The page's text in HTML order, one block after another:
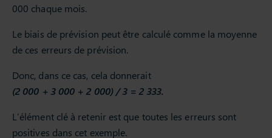
000 chaque mois.
Le biais de prévision peut être calculé comme la moyenne
de ces erreurs de prévision.
Donc, dans ce cas, cela donnerait
(2 000 + 3 000 + 2 000) / 3 = 2 333.
L’élément clé à retenir est que toutes les erreurs sont
positives dans cet exemple.